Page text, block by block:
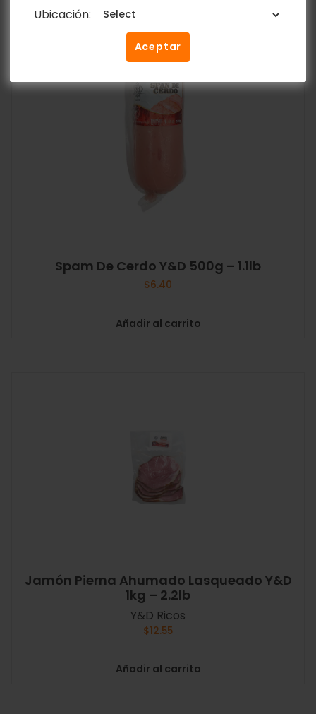
Ubicación:
Aceptar
Spam De Cerdo Y&D 500g – 1.1lb
$6.40
Añadir al carrito
Jamón Pierna Ahumado Lasqueado Y&D
1kg – 2.2lb
Y&D Ricos
$12.55
Añadir al carrito